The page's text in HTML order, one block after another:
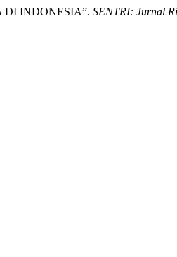
DI INDONESIA”. SENTRI: Jurnal